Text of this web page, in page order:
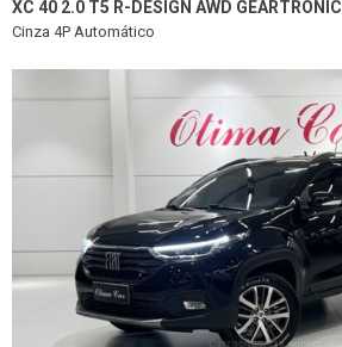
XC 40 2.0 T5 R-DESIGN AWD GEARTRONIC
Cinza 4P Automático